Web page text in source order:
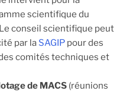
scientifique du
conseil scientifique peut
par la SAGIP pour des
comités techniques et
de MACS (réunions